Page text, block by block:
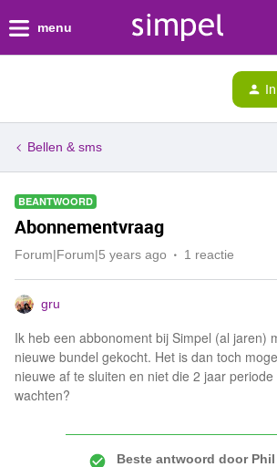
menu
Bellen & sms
BEANTWOORD
Abonnementvraag
Forum|Forum|5 years ago 1 reactie
gru
Ik heb een abbonoment bij Simpel (al jaren)
nieuwe bundel gekocht. Het is dan toch
nieuwe af te sluiten en niet die 2 jaar
wachten?
Beste antwoord doorPhil